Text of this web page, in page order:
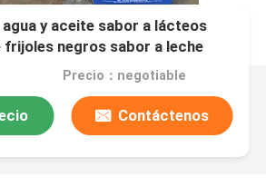
y aceite sabor a lácteos
frijoles negros sabor a leche
Precio：negotiable
Contáctenos